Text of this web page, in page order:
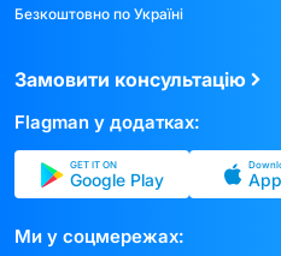
Безкоштовно по Україні
Замовити консультацію
Flagman у додатках:
GET IT ON
Google Play
Ми у соцмережах: